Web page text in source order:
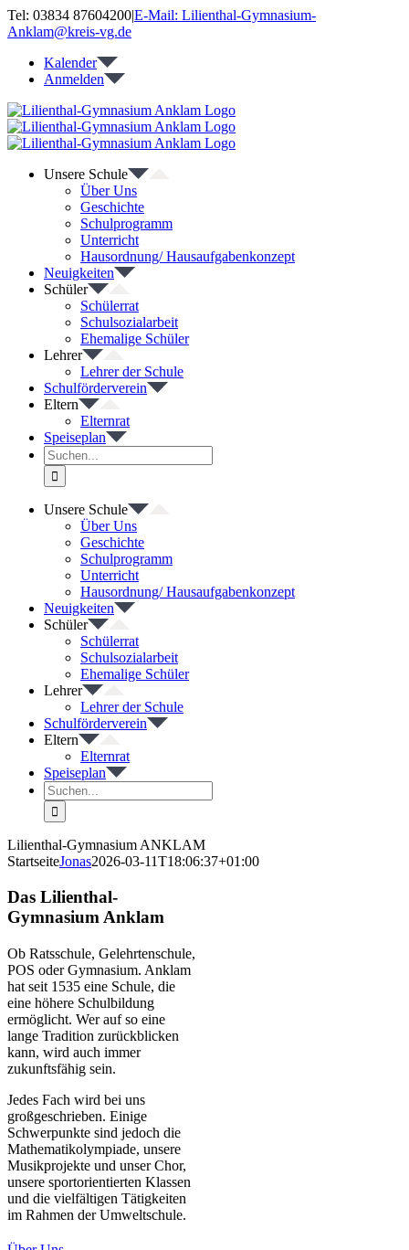
Zum
Inhalt
Tel: 03834 87604200|E-Mail: Lilienthal-Gymnasium-
Anklam@kreis-vg.de
Kalender
Anmelden
Unsere Schule
Über Uns
Geschichte
Schulprogramm
Unterricht
Hausordnung/ Hausaufgabenkonzept
Neuigkeiten
Schüler
Schülerrat
Schulsozialarbeit
Ehemalige Schüler
Lehrer
Lehrer der Schule
Schulförderverein
Eltern
Elternrat
Speiseplan
Suche
nach:
Unsere Schule
Über Uns
Geschichte
Schulprogramm
Unterricht
Hausordnung/ Hausaufgabenkonzept
Neuigkeiten
Schüler
Schülerrat
Schulsozialarbeit
Ehemalige Schüler
Lehrer
Lehrer der Schule
Schulförderverein
Eltern
Elternrat
Speiseplan
Suche
nach:
Lilienthal-Gymnasium ANKLAM
StartseiteJonas2026-03-11T18:06:37+01:00
Das Lilienthal-
Gymnasium Anklam
Ob Ratsschule, Gelehrtenschule,
POS oder Gymnasium. Anklam
hat seit 1535 eine Schule, die
eine höhere Schulbildung
ermöglicht. Wer auf so eine
lange Tradition zurückblicken
kann, wird auch immer
zukunftsfähig sein.
Jedes Fach wird bei uns
großgeschrieben. Einige
Schwerpunkte sind jedoch die
Mathematikolympiade, unsere
Musikprojekte und unser Chor,
unsere sportorientierten Klassen
und die vielfältigen Tätigkeiten
im Rahmen der Umweltschule.